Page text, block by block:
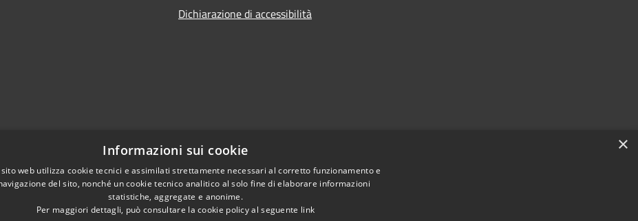
Dichiarazione di accessibilità
×
Informazioni sui cookie
web utilizza cookie tecnici e assimilati strettamente necessari al corretto funzionamento e
del sito, nonché un cookie tecnico analitico al solo fine di elaborare informazioni
statistiche, aggregate e anonime.
Per maggiori dettagli, può consultare la cookie policy al seguente link